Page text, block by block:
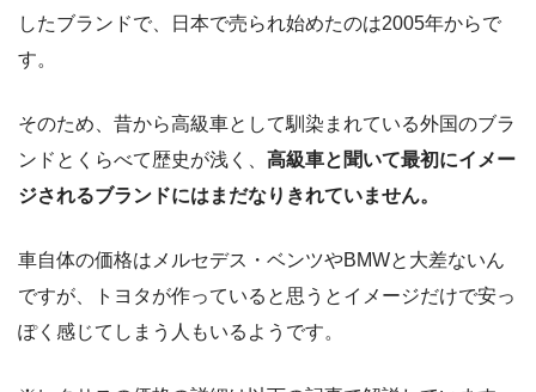
したブランドで、日本で売られ始めたのは2005年からで
す。
そのため、昔から高級車として馴染まれている外国のブラ
ンドとくらべて歴史が浅く、 高級車と聞いて最初にイメー
ジされるブランドにはまだなりきれていません。
車自体の価格はメルセデス・ベンツやBMWと大差ないん
ですが、トヨタが作っていると思うとイメージだけで安っ
ぽく感じてしまう人もいるようです。